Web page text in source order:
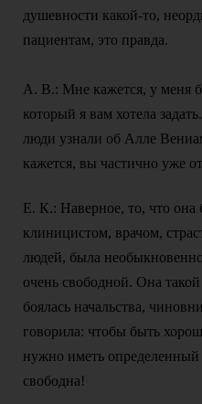
душевности какой-то,
пациентам, это правда.
А. В.: Мне кажется, у меня
который я вам хотела
люди узнали об Алле
кажется, вы частично уже
Е. К.: Наверное, то, что она
клиницистом, врачом,
людей, была
очень свободной. Она
боялась начальства,
говорила: чтобы быть
нужно иметь
свободна!